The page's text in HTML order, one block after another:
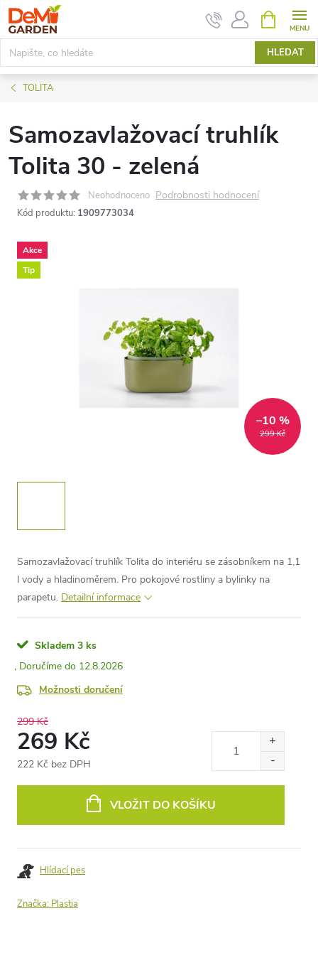
Přejít
na
obsah
HLEDAT
NÁKUPNÍ
KOŠÍK
TOLITA
Samozavlažovací truhlík
Tolita 30 - zelená
Neohodnoceno Podrobnosti hodnocení
Kód produktu: 1909773034
Akce
Tip
299 Kč
–10 %
Samozavlažovací truhlík Tolita do interiéru se zásobníkem na 1,1
l vody a hladinoměrem. Pro pokojové rostliny a bylinky na
parapetu. Detailní informace
Skladem 3 ks
12.8.2026
Možnosti doručení
299 Kč
269 Kč
222 Kč bez DPH
VLOŽIT DO KOŠÍKU
Hlídací pes
Značka: Plastia